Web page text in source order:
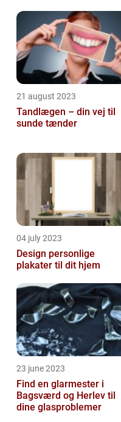
21 august 2023
Tandlægen – din vej til
sunde tænder
04 july 2023
Design personlige
plakater til dit hjem
23 june 2023
Find en glarmester i
Bagsværd og Herlev til
dine glasproblemer